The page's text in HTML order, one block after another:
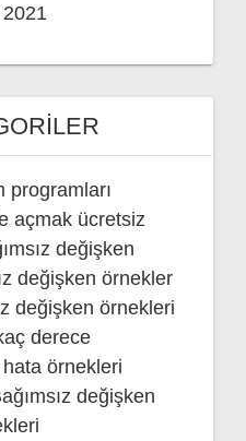
programları
açmak ücretsiz
değişken
değişken örnekler
değişken örnekleri
derece
örnekleri
değişken